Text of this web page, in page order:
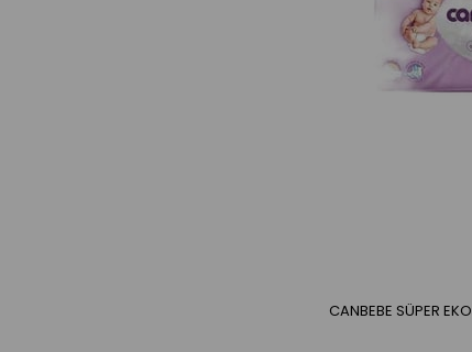
CANBEBE SÜPER